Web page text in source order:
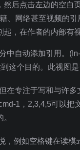
后点击左边的空白
、网络甚至视频的引
，在作者的内部有
中自动添加引用。
这个目的。此视图
在专注于写和与许
1，2,3,4,5可以
例如空格键在读模